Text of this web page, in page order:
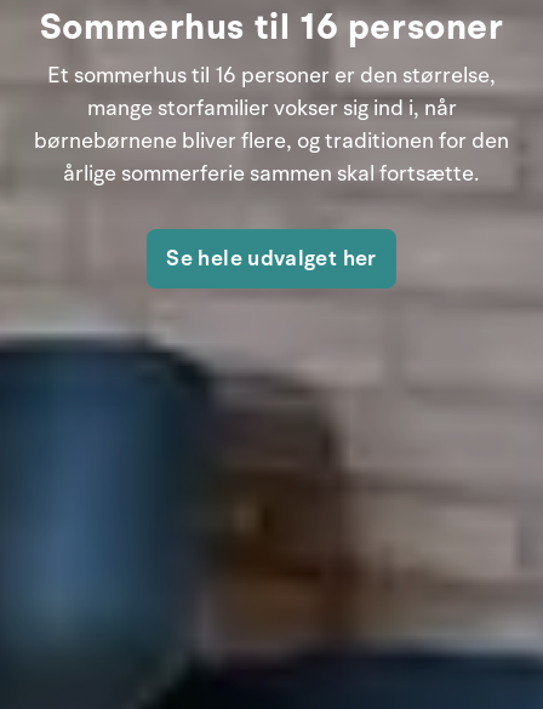
Sommerhus til 16 personer
Et sommerhus til 16 personer er den størrelse,
mange storfamilier vokser sig ind i, når
børnebørnene bliver flere, og traditionen for den
årlige sommerferie sammen skal fortsætte.
Se hele udvalget her